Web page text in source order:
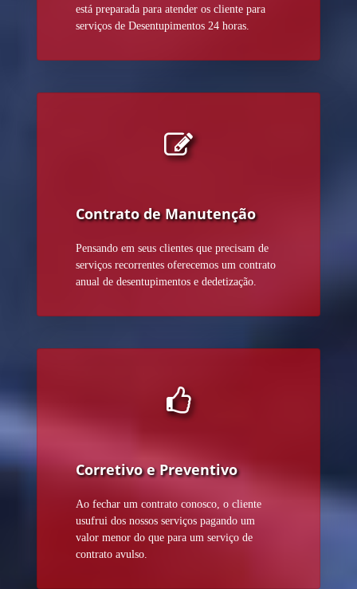
está preparada para atender os cliente para
serviços de Desentupimentos 24 horas.
Contrato de Manutenção
Pensando em seus clientes que precisam de
serviços recorrentes oferecemos um contrato
anual de desentupimentos e dedetização.
Corretivo e Preventivo
Ao fechar um contrato conosco, o cliente
usufrui dos nossos serviços pagando um
valor menor do que para um serviço de
contrato avulso.